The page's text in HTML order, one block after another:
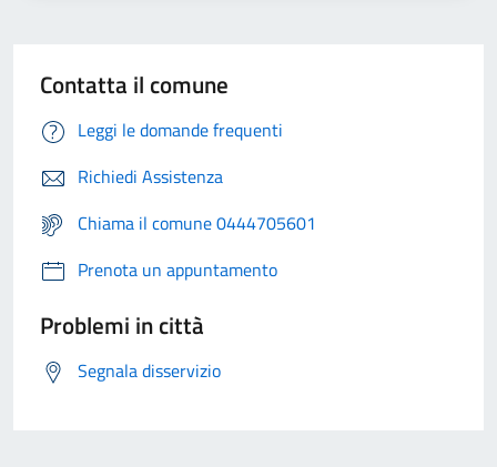
Contatta il comune
Leggi le domande frequenti
Richiedi Assistenza
Chiama il comune 0444705601
Prenota un appuntamento
Problemi in città
Segnala disservizio